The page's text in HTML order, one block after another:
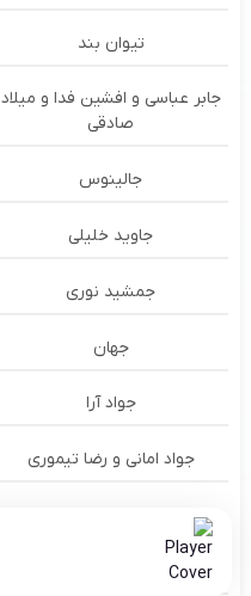
تیوان بند
جابر عباسی و افشین فدا و میلاد
صادقی
جالینوس
جاوید خلیلی
جمشید نوری
جهان
جواد آرا
جواد امانی و رضا تیموری